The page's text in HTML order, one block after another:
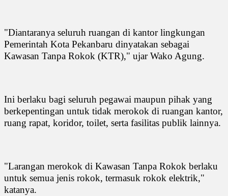
"Diantaranya seluruh ruangan di kantor lingkungan
Pemerintah Kota Pekanbaru dinyatakan sebagai
Kawasan Tanpa Rokok (KTR)," ujar Wako Agung.
Ini berlaku bagi seluruh pegawai maupun pihak yang
berkepentingan untuk tidak merokok di ruangan kantor,
ruang rapat, koridor, toilet, serta fasilitas publik lainnya.
"Larangan merokok di Kawasan Tanpa Rokok berlaku
untuk semua jenis rokok, termasuk rokok elektrik,"
katanya.